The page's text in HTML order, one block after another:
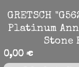
GRETSCH
Platinum
Stone
0,00 €